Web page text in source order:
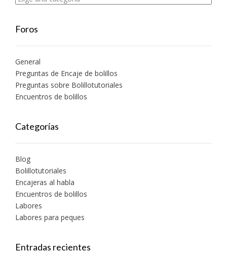
Foros
General
Preguntas de Encaje de bolillos
Preguntas sobre Bolillotutoriales
Encuentros de bolillos
Categorías
Blog
Bolillotutoriales
Encajeras al habla
Encuentros de bolillos
Labores
Labores para peques
Entradas recientes